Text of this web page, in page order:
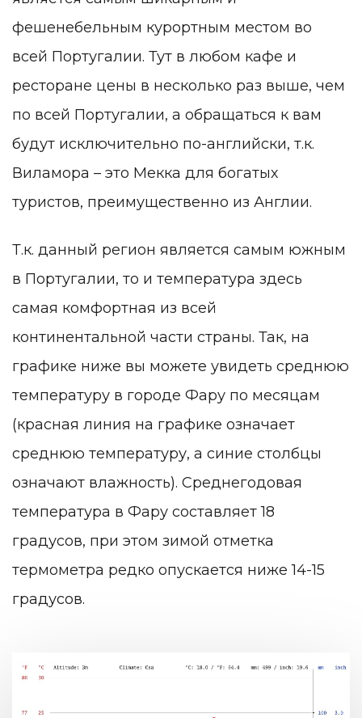
фешенебельным курортным местом во
всей Португалии. Тут в любом кафе и
ресторане цены в несколько раз выше, чем
по всей Португалии, а обращаться к вам
будут исключительно по-английски, т.к.
Виламора – это Мекка для богатых
туристов, преимущественно из Англии.
Т.к. данный регион является самым южным
в Португалии, то и температура здесь
самая комфортная из всей
континентальной части страны. Так, на
графике ниже вы можете увидеть среднюю
температуру в городе Фару по месяцам
(красная линия на графике означает
среднюю температуру, а синие столбцы
означают влажность). Среднегодовая
температура в Фару составляет 18
градусов, при этом зимой отметка
термометра редко опускается ниже 14-15
градусов.